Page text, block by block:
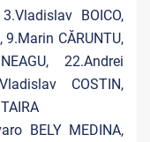
BOICO,
CĂRUNTU,
22.Andrei
COSTIN,
BELY MEDINA,